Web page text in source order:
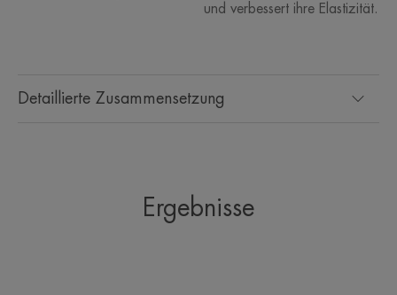
*Ascorbyl Glucosid, eine sehr stabile Form von Vitamin C.
**Ex-vivo-Studie der fertigen Produkte.
Detaillierte Zusammensetzung
und verbessert ihre Elastizität.
Ergebnisse